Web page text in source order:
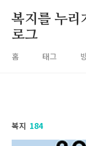
복지를 누리
로그
홈 태그
복지 184